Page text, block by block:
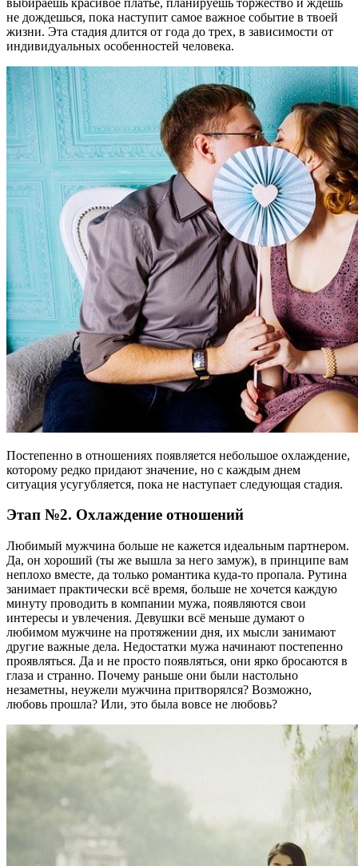
не дождешься, пока наступит самое важное событие в твоей
жизни. Эта стадия длится от года до трех, в зависимости от
индивидуальных особенностей человека.
Постепенно в отношениях появляется небольшое охлаждение,
которому редко придают значение, но с каждым днем
ситуация усугубляется, пока не наступает следующая стадия.
Этап №2. Охлаждение отношений
Любимый мужчина больше не кажется идеальным партнером.
Да, он хороший (ты же вышла за него замуж), в принципе вам
неплохо вместе, да только романтика куда-то пропала. Рутина
занимает практически всё время, больше не хочется каждую
минуту проводить в компании мужа, появляются свои
интересы и увлечения. Девушки всё меньше думают о
любимом мужчине на протяжении дня, их мысли занимают
другие важные дела. Недостатки мужа начинают постепенно
проявляться. Да и не просто появляться, они ярко бросаются в
глаза и странно. Почему раньше они были настольно
незаметны, неужели мужчина притворялся? Возможно,
любовь прошла? Или, это была вовсе не любовь?